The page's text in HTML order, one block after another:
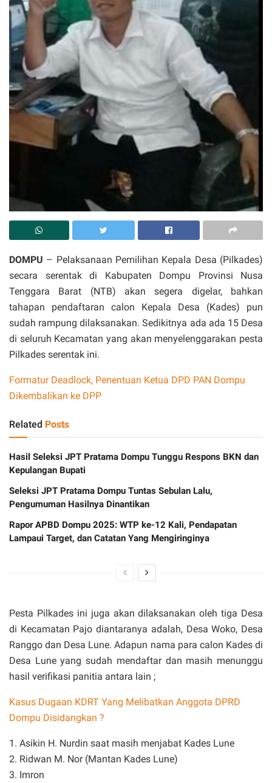
DOMPU – Pelaksanaan Pemilihan Kepala Desa (Pilkades)
secara serentak di Kabupaten Dompu Provinsi Nusa
Tenggara Barat (NTB) akan segera digelar, bahkan
tahapan pendaftaran calon Kepala Desa (Kades) pun
sudah rampung dilaksanakan. Sedikitnya ada ada 15 Desa
di seluruh Kecamatan yang akan menyelenggarakan pesta
Pilkades serentak ini.
Formatur Deadlock, Penentuan Ketua DPD PAN Dompu
Dikembalikan ke DPP
Related Posts
Hasil Seleksi JPT Pratama Dompu Tunggu Respons BKN dan
Kepulangan Bupati
Seleksi JPT Pratama Dompu Tuntas Sebulan Lalu,
Pengumuman Hasilnya Dinantikan
Rapor APBD Dompu 2025: WTP ke-12 Kali, Pendapatan
Lampaui Target, dan Catatan Yang Mengiringinya
Pesta Pilkades ini juga akan dilaksanakan oleh tiga Desa
di Kecamatan Pajo diantaranya adalah, Desa Woko, Desa
Ranggo dan Desa Lune. Adapun nama para calon Kades di
Desa Lune yang sudah mendaftar dan masih menunggu
hasil verifikasi panitia antara lain ;
Kasus Dugaan KDRT Yang Melibatkan Anggota DPRD
Dompu Disidangkan ?
1. Asikin H. Nurdin saat masih menjabat Kades Lune
2. Ridwan M. Nor (Mantan Kades Lune)
3. Imron